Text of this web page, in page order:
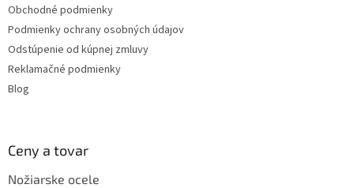
Obchodné podmienky
Podmienky ochrany osobných údajov
Odstúpenie od kúpnej zmluvy
Reklamačné podmienky
Blog
Ceny a tovar
Nožiarske ocele